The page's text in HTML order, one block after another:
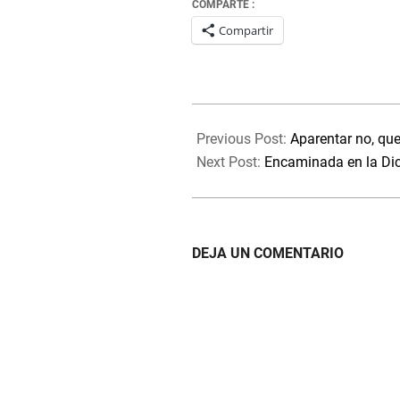
COMPARTE :
Compartir
11-
03
Previous Post: Aparentar no,
Next Post: Encaminada en la
DEJA UN COMENTARIO